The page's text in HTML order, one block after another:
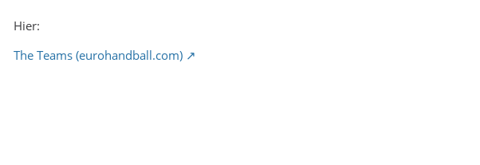
Hier:
The Teams (eurohandball.com)